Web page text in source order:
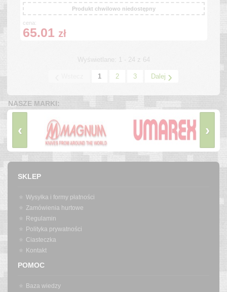
Produkt chwilowo niedostępny
cena:
65.01 zł
Wyświetlane: 1 - 24 z 64
1 2 3 Dalej ›
NASZE MARKI:
‹ ›
SKLEP
Wysyłka i formy płatności
Zamówienia hurtowe
Regulamin
Polityka prywatności
Ciasteczka
Kontakt
POMOC
Baza wiedzy